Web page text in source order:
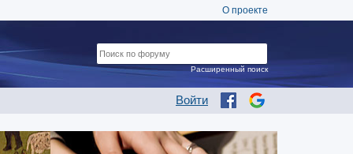
О проекте
Войти
Расширенный поиск